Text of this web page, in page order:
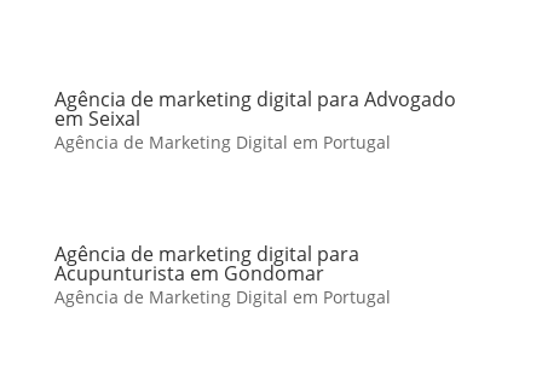
Agência de marketing digital para Advogado
em Seixal
Agência de Marketing Digital em Portugal
Agência de marketing digital para
Acupunturista em Gondomar
Agência de Marketing Digital em Portugal